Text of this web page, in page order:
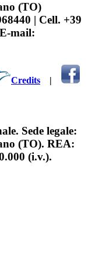
(TO)
| Cell. +39
mail:
Credits |
Sede legale:
(TO). REA:
(i.v.).